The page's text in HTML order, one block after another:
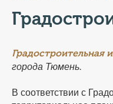
ТУРИСТАМ
КОНТАКТЫ
Градостроительная
города Тюмень.
В соответствии с